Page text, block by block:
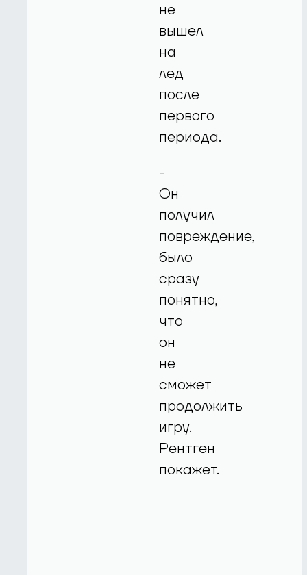
не
вышел
на
лед
после
первого
периода.
-
Он
получил
повреждение,
было
сразу
понятно,
что
он
не
сможет
продолжить
игру.
Рентген
покажет.